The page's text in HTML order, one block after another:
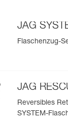
JAG
Flaschenzug-
JAG
Reversibles
SYSTEM-